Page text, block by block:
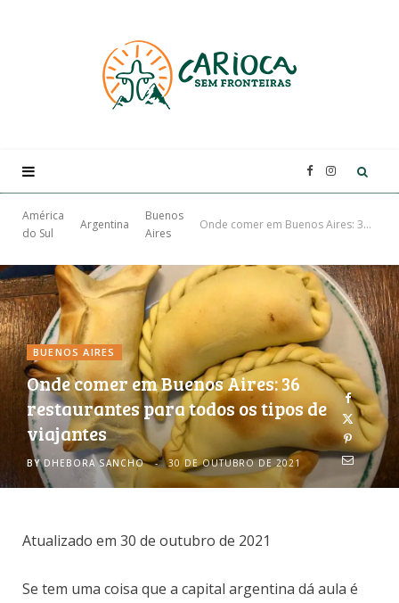
F
e
b
k
I
t
g
r
América
do Sul
Argentina
Buenos
Aires
Onde comer em Buenos Aires: 36 restaurantes para todos os tipos de viajantes
BUENOS AIRES
Onde comer em Buenos Aires: 36
restaurantes para todos os tipos de
viajantes
BY DHEBORA SANCHO 30 DE OUTUBRO DE 2021
Atualizado em 30 de outubro de 2021
Se tem uma coisa que a capital argentina dá aula é